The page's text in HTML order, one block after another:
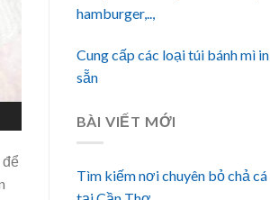
hamburger,..,
Cung cấp các loại túi bánh mì in
sẵn
BÀI VIẾT MỚI
Tìm kiếm nơi chuyên bỏ chả cá